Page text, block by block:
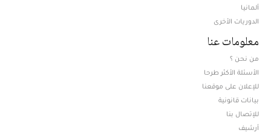
ألمانيا
الدوريات الأخرى
معلومات عنا
من نحن ؟
الأسئلة الأكثر طرحا
للإعلان على موقعنا
بيانات قانونية
للإتصال بنا
أرشيف